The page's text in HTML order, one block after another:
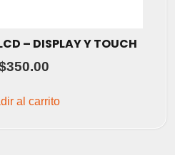
– DISPLAY Y TOUCH
350.00
al carrito